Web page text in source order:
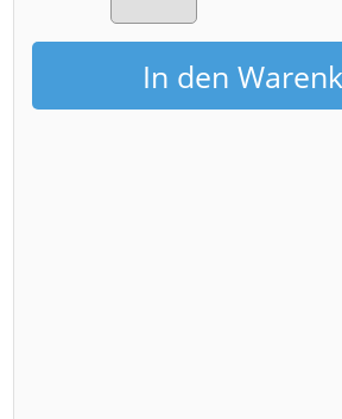
Garten
im
Frühling
MengeIn den